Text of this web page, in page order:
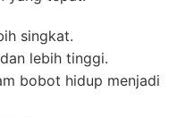
singkat.
lebih tinggi.
bobot hidup menjadi